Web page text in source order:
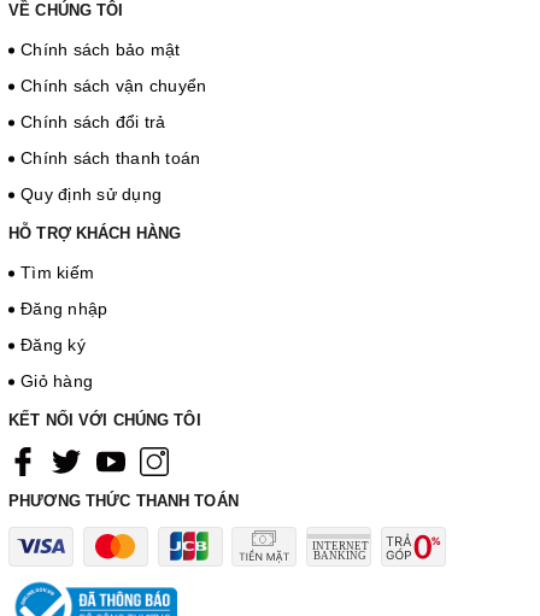
VỀ CHÚNG TÔI
Chính sách bảo mật
Chính sách vận chuyển
Chính sách đổi trả
Chính sách thanh toán
Quy định sử dụng
HỖ TRỢ KHÁCH HÀNG
Tìm kiếm
Đăng nhập
Đăng ký
Giỏ hàng
KẾT NỐI VỚI CHÚNG TÔI
PHƯƠNG THỨC THANH TOÁN